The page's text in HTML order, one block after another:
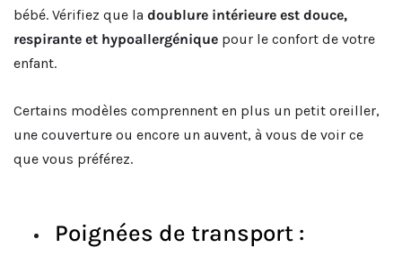
bébé. Vérifiez que la doublure intérieure est douce,
respirante et hypoallergénique pour le confort de votre
enfant.
Certains modèles comprennent en plus un petit oreiller,
une couverture ou encore un auvent, à vous de voir ce
que vous préférez.
Poignées de transport :